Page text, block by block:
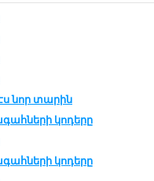
նոր տա­րին
կո­դե­րը
կո­դե­րը